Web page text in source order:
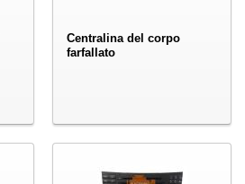
Centralina del corpo
farfallato